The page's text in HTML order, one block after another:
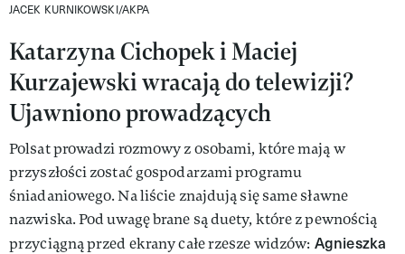
JACEK KURNIKOWSKI/AKPA
Katarzyna Cichopek i Maciej
Kurzajewski wracają do telewizji?
Ujawniono prowadzących
Polsat prowadzi rozmowy z osobami, które mają w
przyszłości zostać gospodarzami programu
śniadaniowego. Na liście znajdują się same sławne
nazwiska. Pod uwagę brane są duety, które z pewnością
przyciągną przed ekrany całe rzesze widzów: Agnieszka